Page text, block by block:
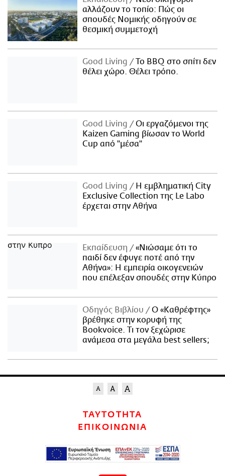
αλλάζουν το τοπίο: Πώς οι
σπουδές Νομικής οδηγούν σε
θεσμική συμμετοχή
Good Living
Το BBQ στο σπίτι δεν
θέλει χώρο. Θέλει τρόπο.
Good Living
Οι εργαζόμενοι της
Kaizen Gaming βίωσαν το World
Cup από "μέσα"
Good Living
Η εμβληματική City
Exclusive Collection της Le Labo
έρχεται στην Αθήνα
Εκπαίδευση
«Νιώσαμε ότι το
παιδί δεν έφυγε ποτέ από την
Αθήνα»: Η εμπειρία οικογενειών
που επέλεξαν σπουδές στην Κύπρο
Οδηγός Βιβλίου
Ο «Καθρέφτης»
βρέθηκε στην κορυφή της
Bookvoice. Τι τον ξεχώρισε
ανάμεσα στα μεγάλα best sellers;
ΤΑΥΤΟΤΗΤΑ
ΕΠΙΚΟΙΝΩΝΙΑ